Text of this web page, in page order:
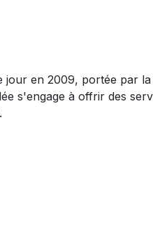
jour en 2009, portée par
s'engage à offrir des